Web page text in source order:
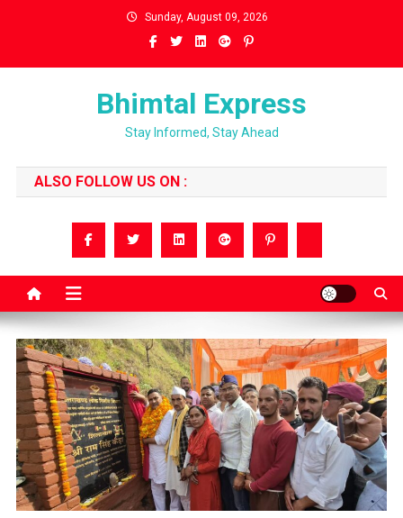
Sunday, August 09, 2026
Bhimtal Express
Stay Informed, Stay Ahead
ALSO FOLLOW US ON :